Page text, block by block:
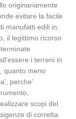
originariamente
evitare la facile
manufatti edili in.
il legittimo ricorso
i terreni in
quanto meno
perche’
scopi del
di corretta